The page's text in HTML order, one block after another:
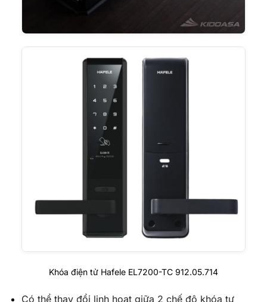
Khóa điện tử Hafele EL7200-TC 912.05.714
Có thể thay đổi linh hoạt giữa 2 chế độ khóa tự